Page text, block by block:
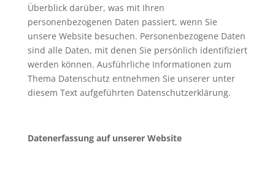
Überblick darüber, was mit Ihren
personenbezogenen Daten passiert, wenn Sie
unsere Website besuchen. Personenbezogene Daten
sind alle Daten, mit denen Sie persönlich identifiziert
werden können. Ausführliche Informationen zum
Thema Datenschutz entnehmen Sie unserer unter
diesem Text aufgeführten Datenschutzerklärung.
Datenerfassung auf unserer Website